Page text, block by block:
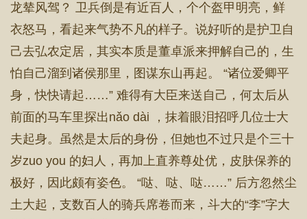
龙辇风驾？ 卫兵倒是有近百人，个个盔甲明亮，鲜
衣怒马，看起来气势不凡的样子。说好听的是护卫自
己去弘农定居，其实本质是董卓派来押解自己的，生
怕自己溜到诸侯那里，图谋东山再起。 “诸位爱卿平
身，快快请起……” 难得有大臣来送自己，何太后从
前面的马车里探出nǎo dài ，抹着眼泪招呼几位士大
夫起身。虽然是太后的身份，但她也不过只是个三十
岁zuo you 的妇人，再加上直养尊处优，皮肤保养的
极好，因此颇有姿色。 “哒、哒、哒……” 后方忽然尘
土大起，支数百人的骑兵席卷而来，斗大的“李”字大